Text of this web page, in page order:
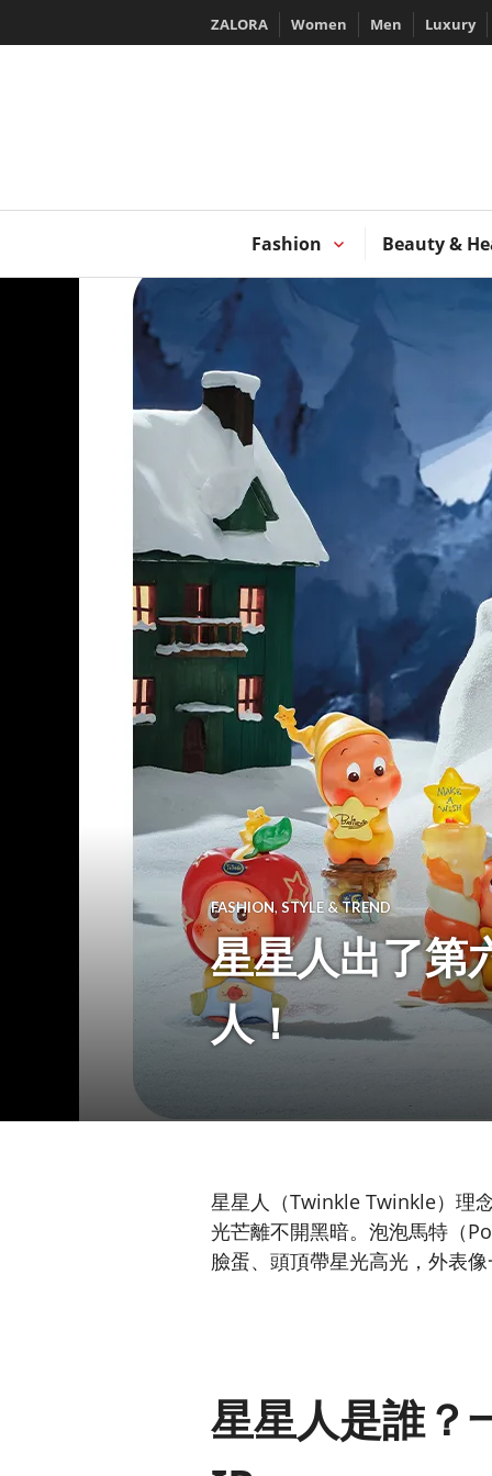
to
ZALORA Women Men Luxury
Fashion Beauty &
FASHION, STYLE & TREND
星星人出了
人！
星星人（Twinkle Twinkle）理
光芒離不開黑暗。泡泡馬特（
臉蛋、頭頂帶星光高光，外表
星星人是誰？